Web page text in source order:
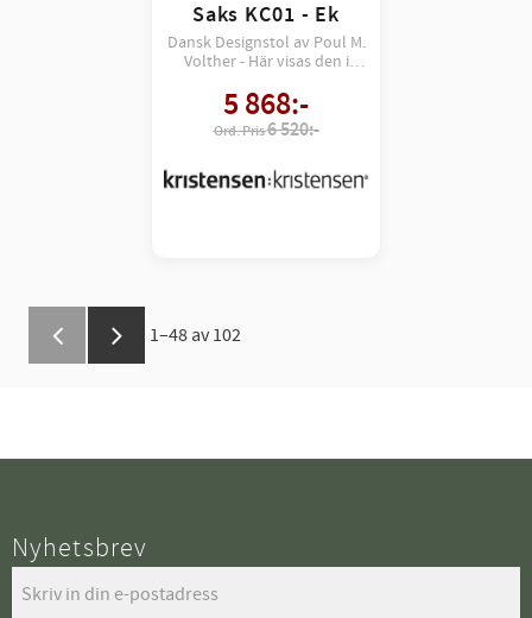
Saks KC01 - Ek
Dansk Designstol av Poul M.
Volther - Här visas den i
5 868:-
6 520:-
1–48 av 102
Nyhetsbrev